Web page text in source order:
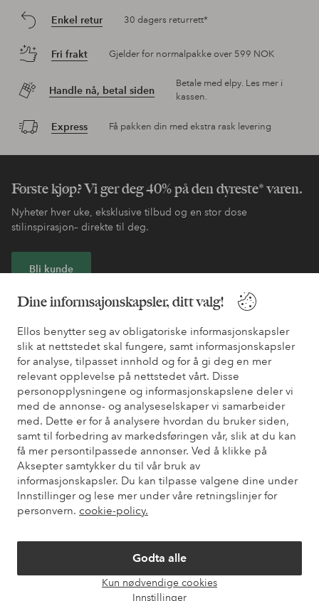
Dine informsajonskapsler, ditt valg!
Ellos benytter seg av obligatoriske informasjonskapsler
slik at nettstedet skal fungere, samt informasjonskapsler
for analyse, tilpasset innhold og for å gi deg en mer
relevant opplevelse på nettstedet vårt. Disse
personopplysningene og informasjonskapslene deler vi
med de annonse- og analyseselskaper vi samarbeider
med. Dette er for å analysere hvordan du bruker siden,
samt til forbedring av markedsføringen vår, slik at du kan
få mer persontilpassede annonser. Ved å klikke på
Aksepter samtykker du til vår bruk av
informasjonskapsler. Du kan tilpasse valgene dine under
Innstillinger og lese mer under våre retningslinjer for
personvern. cookie-policy.
Godta alle
Kun nødvendige cookies
Innstillinger
Enkel retur 30 dagers returrett*
Fri frakt Gjelder for normalpakke over 599 NOK
Handle nå, betal siden
Betale med elpy. Les mer i
kassen.
Express Få pakken din med ekstra rask levering
Første kjøp? Vi ger deg 40% på den dyreste* varen.
Nyheter hver uke, eksklusive tilbud og en stor dose
stilinspirasjon– direkte til deg.
Bli kunde
* Se tilbudsvilkår ved registrering
Trenger du hjelp?
Du finner svar på de vanligste spørsmålene i vår FAQ. Du finner
også informasjon om hvordan du kan kontakte oss.
Kundeservice Bestilling Betalingsmåte
Mine sider